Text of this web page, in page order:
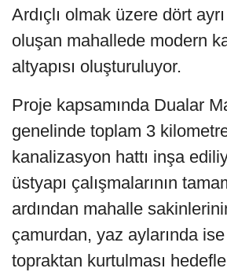
Ardıçlı olmak üzere dört
oluşan mahallede modern
altyapısı oluşturuluyor.
Proje kapsamında Dualar
genelinde toplam 3
kanalizasyon hattı inşa
üstyapı çalışmalarının
ardından mahalle
çamurdan, yaz aylarında
topraktan kurtulması